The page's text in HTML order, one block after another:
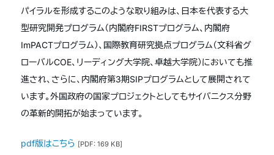
パイラルを形成するこのような取り組みは、日本を代表する大
型研究開発プログラム（内閣府FIRSTプログラム、内閣府
ImPACTプログラム）、国際教育研究拠点プログラム（文科省グ
ローバルCOE、リーディング大学院、卓越大学院）においても推
進され、さらに、内閣府第3期SIPプログラムとして展開されて
います。外国政府の国家プロジェクトとしてもサイバニクス分野
の革新的開拓が始まっています。
pdf版はこちら [PDF: 169 KB]